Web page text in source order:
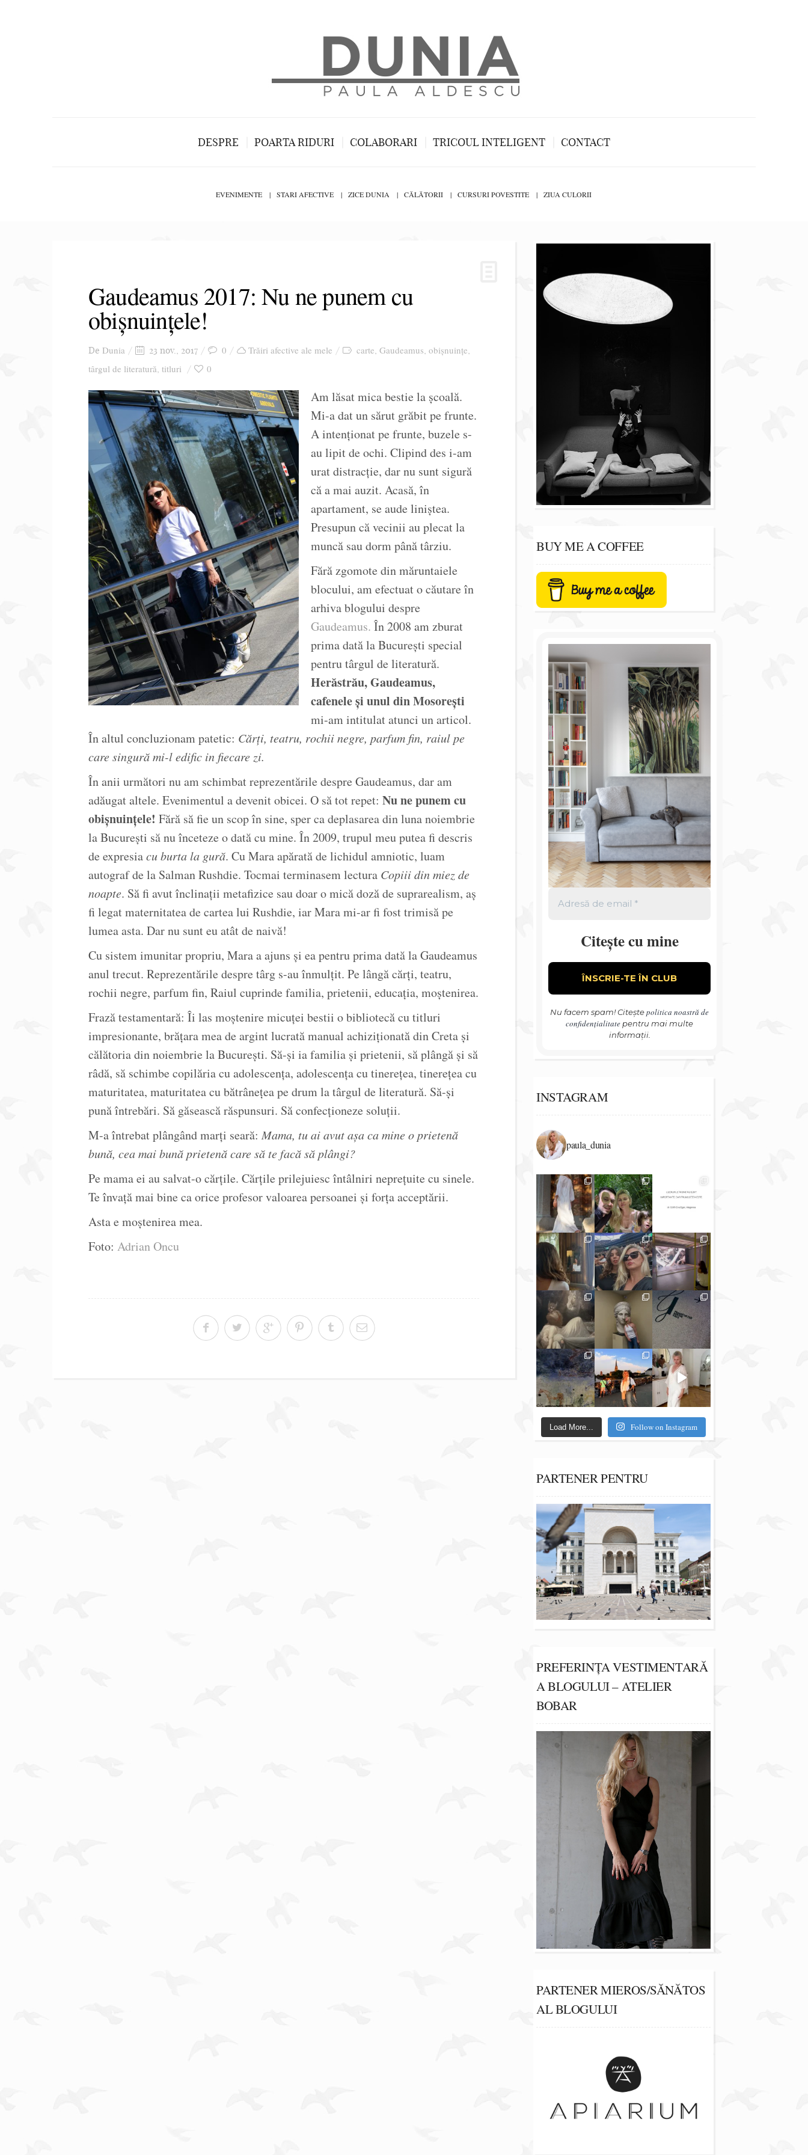
DESPRE POARTA RIDURI COLABORARI TRICOUL INTELIGENT CONTACT
EVENIMENTE STARI AFECTIVE ZICE DUNIA CĂLĂTORII CURSURI POVESTITE ZIUA CULORII
Gaudeamus 2017: Nu ne punem cu
obișnuințele!
De Dunia 23 nov., 2017 0 Trăiri afective ale mele carte, Gaudeamus, obișnuințe,
târgul de literatură, titluri 0
Am lăsat mica bestie la școală.
Mi-a dat un sărut grăbit pe frunte.
A intenționat pe frunte, buzele s-
au lipit de ochi. Clipind des i-am
urat distracție, dar nu sunt sigură
că a mai auzit. Acasă, în
apartament, se aude liniștea.
Presupun că vecinii au plecat la
muncă sau dorm până târziu.
Fără zgomote din măruntaiele
blocului, am efectuat o căutare în
arhiva blogului despre
Gaudeamus. În 2008 am zburat
prima dată la București special
pentru târgul de literatură.
Herăstrău, Gaudeamus,
cafenele și unul din Mosorești
mi-am intitulat atunci un articol.
În altul concluzionam patetic: Cărți, teatru, rochii negre, parfum fin, raiul pe
care singură mi-l edific in fiecare zi.
În anii următori nu am schimbat reprezentările despre Gaudeamus, dar am
adăugat altele. Evenimentul a devenit obicei. O să tot repet: Nu ne punem cu
obișnuințele! Fără să fie un scop în sine, sper ca deplasarea din luna noiembrie
la București să nu înceteze o dată cu mine. În 2009, trupul meu putea fi descris
de expresiacu burta la gură. Cu Mara apărată de lichidul amniotic, luam
autograf de la Salman Rushdie. Tocmai terminasem lectura Copiii din miez de
noapte. Să fi avut înclinații metafizice sau doar o mică doză de suprarealism, aș
fi legat maternitatea de cartea lui Rushdie, iar Mara mi-ar fi fost trimisă pe
lumea asta. Dar nu sunt eu atât de naivă!
Cu sistem imunitar propriu, Mara a ajuns și ea pentru prima dată la Gaudeamus
anul trecut. Reprezentările despre târg s-au înmulțit. Pe lângă cărți, teatru,
rochii negre, parfum fin, Raiul cuprinde familia, prietenii, educația, moștenirea.
Frază testamentară: Îi las moștenire micuței bestii o bibliotecă cu titluri
impresionante, brățara mea de argint lucrată manual achiziționată din Creta și
călătoria din noiembrie la București. Să-și ia familia și prietenii, să plângă și să
râdă, să schimbe copilăria cu adolescența, adolescența cu tinerețea, tinerețea cu
maturitatea, maturitatea cu bătrânețea pe drum la târgul de literatură. Să-și
pună întrebări. Să găsească răspunsuri. Să confecționeze soluții.
M-a întrebat plângând marți seară: Mama, tu ai avut așa ca mine o prietenă
bună, cea mai bună prietenă care să te facă să plângi?
Pe mama ei au salvat-o cărțile. Cărțile prilejuiesc întâlniri neprețuite cu sinele.
Te învață mai bine ca orice profesor valoarea persoanei și forța acceptării.
Asta e moștenirea mea.
Foto: Adrian Oncu
BUY ME A COFFEE
Citește cu mine
Nu facem spam! Citeștepolitica noastră de
confidențialitate pentru mai multe
informații.
INSTAGRAM
paula_dunia
Load More... Follow on Instagram
PARTENER PENTRU
PREFERINȚA VESTIMENTARĂ
A BLOGULUI – ATELIER
BOBAR
PARTENER MIEROS/SĂNĂTOS
AL BLOGULUI